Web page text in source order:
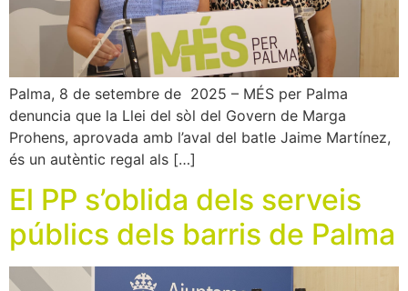
Palma, 8 de setembre de 2025 – MÉS per Palma
denuncia que la Llei del sòl del Govern de Marga
Prohens, aprovada amb l’aval del batle Jaime Martínez,
és un autèntic regal als […]
El PP s’oblida dels serveis
públics dels barris de Palma